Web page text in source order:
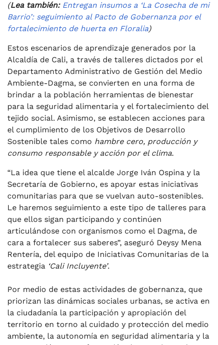
(Lea también: Entregan insumos a ‘La Cosecha de mi
Barrio’: seguimiento al Pacto de Gobernanza por el
fortalecimiento de huerta en Floralia)
Estos escenarios de aprendizaje generados por la
Alcaldía de Cali, a través de talleres dictados por el
Departamento Administrativo de Gestión del Medio
Ambiente-Dagma, se convierten en una forma de
brindar a la población herramientas de bienestar
para la seguridad alimentaria y el fortalecimiento del
tejido social. Asimismo, se establecen acciones para
el cumplimiento de los Objetivos de Desarrollo
Sostenible tales como hambre cero, producción y
consumo responsable y acción por el clima.
“La idea que tiene el alcalde Jorge Iván Ospina y la
Secretaría de Gobierno, es apoyar estas iniciativas
comunitarias para que se vuelvan auto-sostenibles.
Le haremos seguimiento a este tipo de talleres para
que ellos sigan participando y continúen
articulándose con organismos como el Dagma, de
cara a fortalecer sus saberes”, aseguró Deysy Mena
Rentería, del equipo de Iniciativas Comunitarias de la
estrategia ‘Cali Incluyente’.
Por medio de estas actividades de gobernanza, que
priorizan las dinámicas sociales urbanas, se activa en
la ciudadanía la participación y apropiación del
territorio en torno al cuidado y protección del medio
ambiente, la autonomía en seguridad alimentaria y la